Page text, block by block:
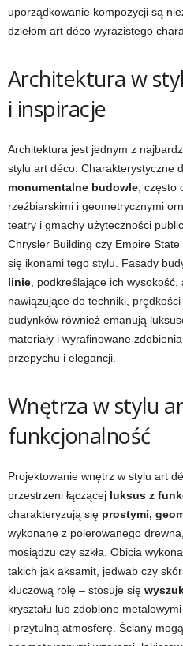
uporządkowanie kompozycji są
dziełom art déco wyrazistego
Architektura w
i inspiracje
Architektura jest jednym z
stylu art déco. Charakterystyczne
monumentalne budowle ,
rzeźbiarskimi i geometrycznymi
teatry i gmachy użyteczności
Chrysler Building czy Empire
się ikonami tego stylu. Fasady
linie , podkreślające ich wysokość,
nawiązujące do techniki,
budynków również emanują
materiały i wyrafinowane
przepychu i elegancji.
Wnętrza w stylu
funkcjonalność
Projektowanie wnętrz w stylu art
przestrzeni łączącej luksus z
charakteryzują się prostymi,
wykonane z polerowanego
mosiądzu czy szkła. Obicia
takich jak aksamit, jedwab czy
kluczową rolę – stosuje się
kryształu lub zdobione
i przytulną atmosferę. Ściany